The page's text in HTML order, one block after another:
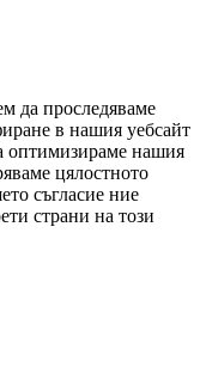
да проследяваме
в нашия уебсайт
оптимизираме нашия
цялостното
съгласие ние
страни на този